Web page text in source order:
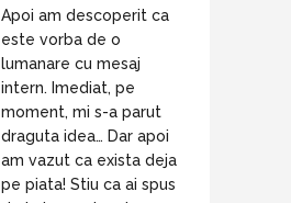
Apoi am descoperit ca
este vorba de o
lumanare cu mesaj
intern. Imediat, pe
moment, mi s-a parut
draguta idea… Dar apoi
am vazut ca exista deja
pe piata! Stiu ca ai spus